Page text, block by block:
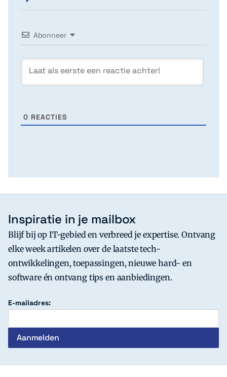
Abonneer
0 REACTIES
Inspiratie in je mailbox
Blijf bij op IT-gebied en verbreed je expertise. Ontvang
elke week artikelen over de laatste tech-
ontwikkelingen, toepassingen, nieuwe hard- en
software én ontvang tips en aanbiedingen.
E-mailadres: